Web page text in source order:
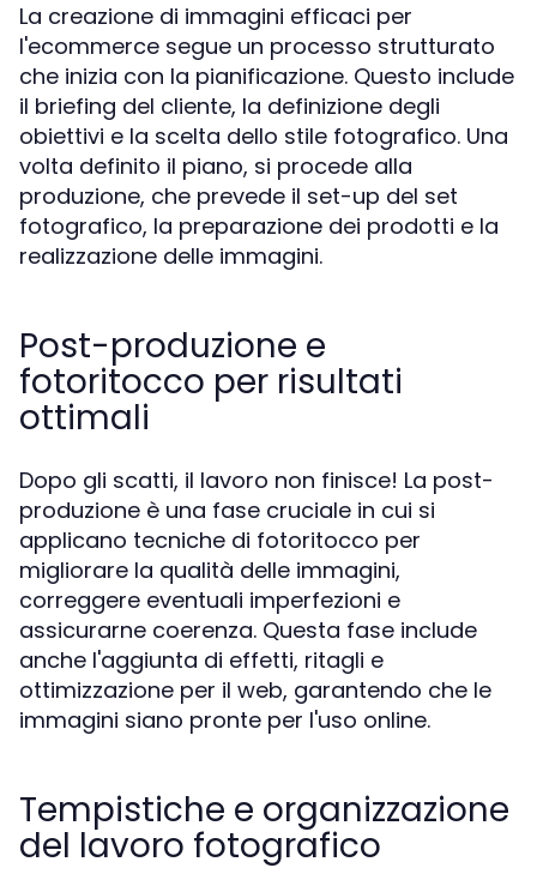
La creazione di immagini efficaci per
l'ecommerce segue un processo strutturato
che inizia con la pianificazione. Questo include
il briefing del cliente, la definizione degli
obiettivi e la scelta dello stile fotografico. Una
volta definito il piano, si procede alla
produzione, che prevede il set-up del set
fotografico, la preparazione dei prodotti e la
realizzazione delle immagini.
Post-produzione e
fotoritocco per risultati
ottimali
Dopo gli scatti, il lavoro non finisce! La post-
produzione è una fase cruciale in cui si
applicano tecniche di fotoritocco per
migliorare la qualità delle immagini,
correggere eventuali imperfezioni e
assicurarne coerenza. Questa fase include
anche l'aggiunta di effetti, ritagli e
ottimizzazione per il web, garantendo che le
immagini siano pronte per l'uso online.
Tempistiche e organizzazione
del lavoro fotografico